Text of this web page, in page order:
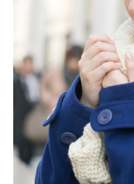
メディカルサプリメント
メディカルコスメ
エステ・美容
スタッフのブログ